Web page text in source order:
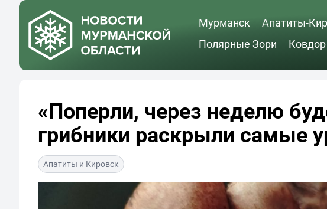
Мурманск Апатиты-
Полярные Зори
Ковдор
«Поперли, через неделю
грибники раскрыли самые
Апатиты и Кировск